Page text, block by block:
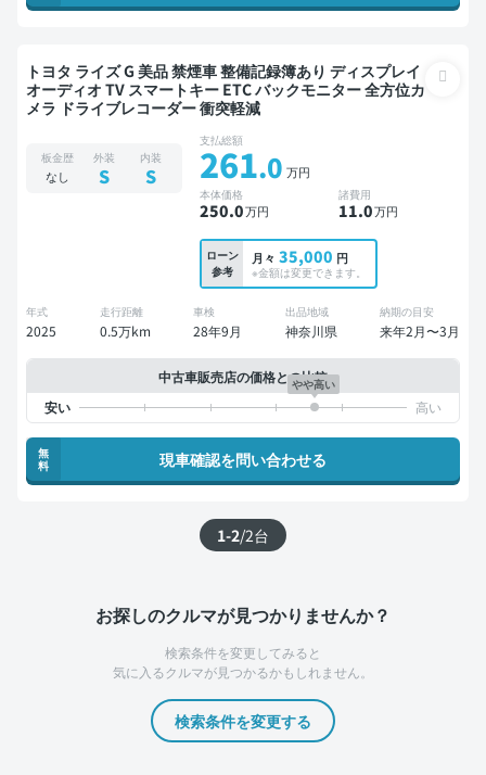
トヨタ ライズ G 美品 禁煙車 整備記録簿あり ディスプレイ
オーディオ TV スマートキー ETC バックモニター 全方位カ
メラ ドライブレコーダー 衝突軽減
板金歴
なし
外装
S
内装
S
支払総額
261.0 万円
本体価格
250.0万円
諸費用
11.0万円
ローン
参考
月々 35,000 円
※金額は変更できます。
年式
2025
走行距離
0.5万km
車検
28年9月
出品地域
神奈川県
納期の目安
来年2月〜3月
中古車販売店の価格との比較
やや高い
無
料
現車確認を問い合わせる
1-2/2台
お探しのクルマが見つかりませんか？
検索条件を変更してみると
気に入るクルマが見つかるかもしれません。
検索条件を変更する